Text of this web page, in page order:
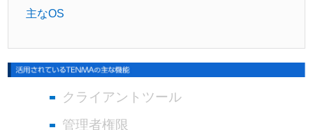
主なOS
クライアントツール
管理者権限